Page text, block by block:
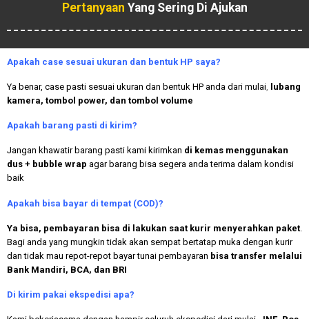
Pertanyaan Yang Sering Di Ajukan
Apakah case sesuai ukuran dan bentuk HP saya?
Ya benar, case pasti sesuai ukuran dan bentuk HP anda dari mulai
lubang
kamera, tombol power, dan tombol volume
Apakah barang pasti di kirim?
Jangan khawatir barang pasti kami kirimkan di kemas menggunakan
dus + bubble wrap agar barang bisa segera anda terima dalam kondisi
baik
Apakah bisa bayar di tempat (COD)?
Ya bisa, pembayaran bisa di lakukan saat kurir menyerahkan paket
Bagi anda yang mungkin tidak akan sempat bertatap muka dengan kurir
dan tidak mau repot-repot bayar tunai pembayaran bisa transfer melalui
Bank Mandiri, BCA, dan BRI
Di kirim pakai ekspedisi apa?